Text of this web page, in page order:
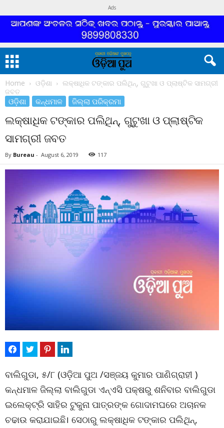
Ads
Home ଓଡ଼ିଶା
ଲକ୍ଷାଧିକ ଟଙ୍କାର ପଲିଥିନ୍, ଗୁଟୁଖା ଓ ପ୍ଲାଷ୍ଟିକ ସାମଗ୍ରୀ
ଜବତ
ଓଡ଼ିଶା କନ୍ଧମାଳ ଜିଲ୍ଲା ପରିକ୍ରମା
ଲକ୍ଷାଧିକ ଟଙ୍କାର ପଲିଥିନ୍, ଗୁଟୁଖା ଓ ପ୍ଲାଷ୍ଟିକ
ସାମଗ୍ରୀ ଜବତ
By Bureau - August 6, 2019 117
ବାଲିଗୁଡା, ୫/୮ (ଓଡ଼ିଆ ପୁଅ /ସଞ୍ଜୟ କୁମାର ପାଣିଗ୍ରାହୀ )
କନ୍ଧମାଳ ଜିଲ୍ଲା ବାଲିଗୁଡା ଏନ୍ଏସି ପକ୍ଷରୁ ଶନିବାର ବାଲିଗୁଡା
ଇଲେକ୍ଟ୍ରି ସାହିର ଟୁକୁନା ପାତ୍ରଙ୍କ ଗୋଦାମଘରେ ଅଚାନକ
ଚଢାଉ କରାଯାଇଛି। ସେଠାରୁ ଲକ୍ଷାଧିକ ଟଙ୍କାର ପଲିଥିନ୍,